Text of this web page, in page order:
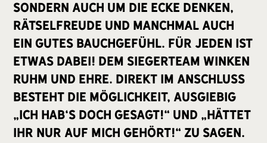
sondern auch um die Ecke denken,
Rätselfreude und manchmal auch
ein gutes Bauchgefühl. Für jeden ist
etwas dabei! Dem Siegerteam winken
Ruhm und Ehre. Direkt im Anschluss
besteht die Möglichkeit, ausgiebig
„Ich hab‘s doch gesagt!“ und „Hättet
ihr nur auf mich gehört!“ zu sagen.